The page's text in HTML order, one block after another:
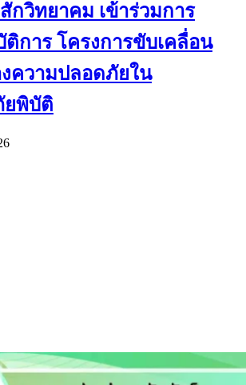
กวิทยาคม เข้าร่วมการ
ติการ โครงการขับเคลื่อน
งความปลอดภัยใน
พิบัติ